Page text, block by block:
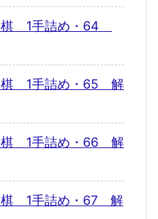
棋 1手詰め・64
棋 1手詰め・65 解
棋 1手詰め・66 解
棋 1手詰め・67 解